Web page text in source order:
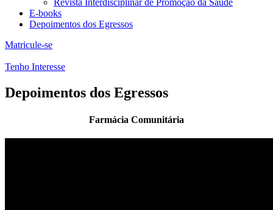
Revista Interdisciplinar de Promoção da Saúde
E-books
Depoimentos dos Egressos
Matricule-se
Tenho Interesse
Depoimentos dos Egressos
Farmácia Comunitária